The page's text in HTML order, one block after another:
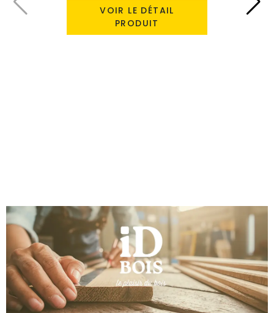
VOIR LE DÉTAIL
PRODUIT
Précédent